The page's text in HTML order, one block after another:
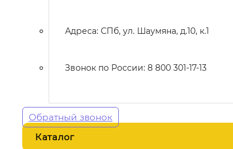
Адреса: СПб, ул. Шаумяна, д.10, к.1
Звонок по России: 8 800 301-17-13
Обратный звонок
Каталог